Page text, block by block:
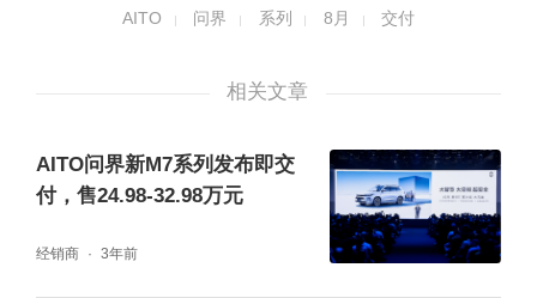
AITO 问界 系列 8月 交付
相关文章
AITO问界新M7系列发布即交
付，售24.98-32.98万元
经销商 3年前